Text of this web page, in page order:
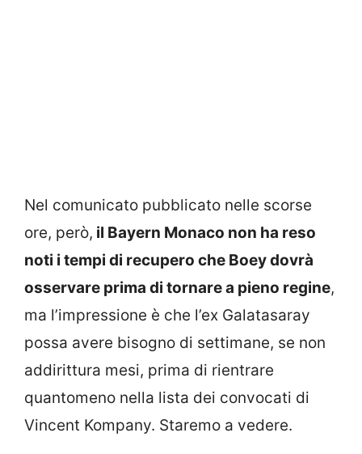
Nel comunicato pubblicato nelle scorse
ore, però, il Bayern Monaco non ha reso
noti i tempi di recupero che Boey dovrà
osservare prima di tornare a pieno regine,
ma l’impressione è che l’ex Galatasaray
possa avere bisogno di settimane, se non
addirittura mesi, prima di rientrare
quantomeno nella lista dei convocati di
Vincent Kompany. Staremo a vedere.